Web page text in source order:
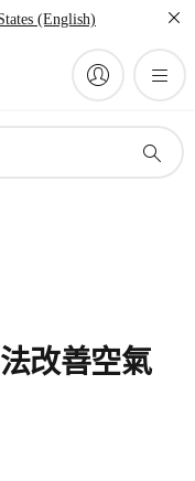
(English)
改善空氣